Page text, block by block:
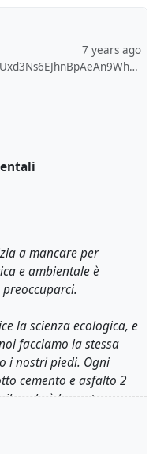
7 years ago
https://43110.cf/1NgQuutnbDUxd3Ns6EJhnBpAeAn9WhYxx5/
a mancare per
e ambientale è
la scienza ecologica, e
facciamo la stessa
i nostri piedi. Ogni
cemento e asfalto 2
il suolo è la nostra
immagazzinare CO2.